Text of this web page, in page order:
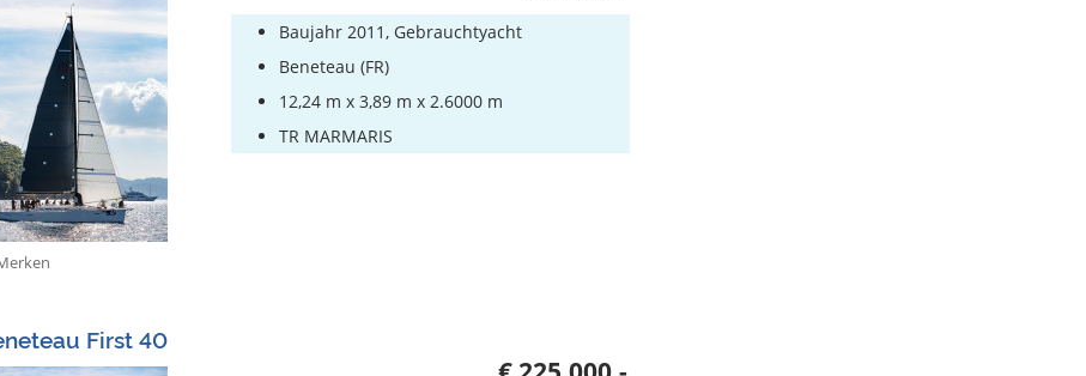
Baujahr 2011, Gebrauchtyacht
Beneteau (FR)
12,24 m x 3,89 m x 2.6000 m
TR MARMARIS
First 40